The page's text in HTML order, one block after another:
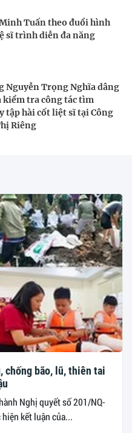
Tuấn theo đuổi hình
sĩ trình diễn đa năng
Nguyễn Trọng Nghĩa dâng
kiểm tra công tác tìm
tập hài cốt liệt sĩ tại Công
Riêng
chống bão, lũ, thiên tai
Nghị quyết số 201/NQ-
kết luận của...